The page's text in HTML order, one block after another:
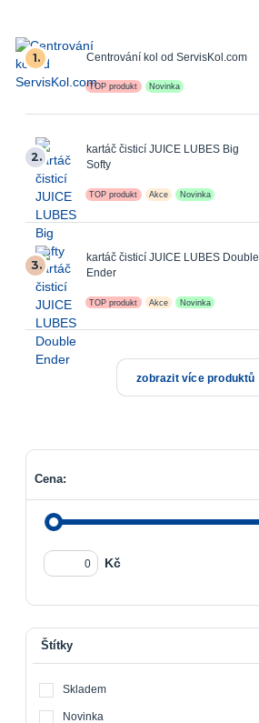
1. Centrování kol od ServisKol.com
TOP produkt Novinka
2.
kartáč čisticí JUICE LUBES Big
Softy
TOP produkt Akce Novinka
3.
kartáč čisticí JUICE LUBES Double
Ender
TOP produkt Akce Novinka
zobrazit více produktů
Cena:
Kč
Štítky
Skladem
Novinka